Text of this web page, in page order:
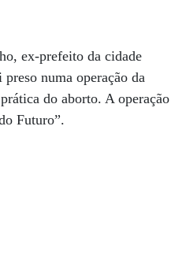
ex-prefeito da cidade
numa operação da
do aborto. A operação
Futuro”.